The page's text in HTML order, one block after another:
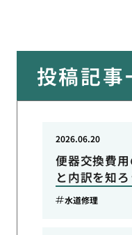
投稿記事
便器交換費
と内訳を知ろ
2026.06.20
水道修理